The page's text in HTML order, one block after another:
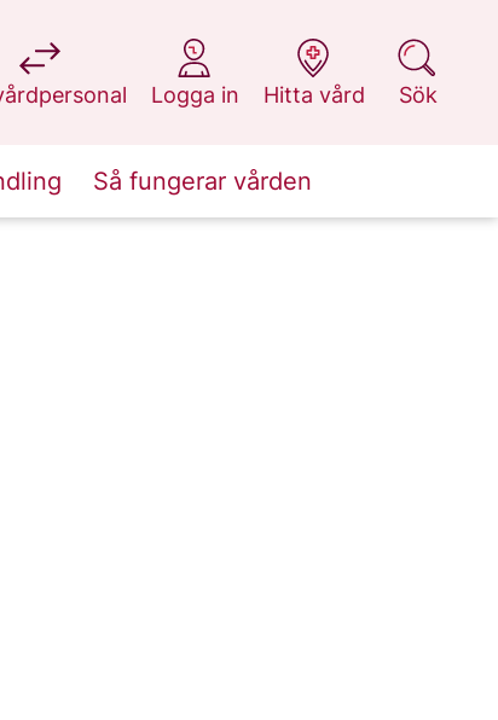
på 1177.se
Logga in
på 1177.se
Hitta vård
på 1177.se
Sök
på 1177.se
Så fungerar vården